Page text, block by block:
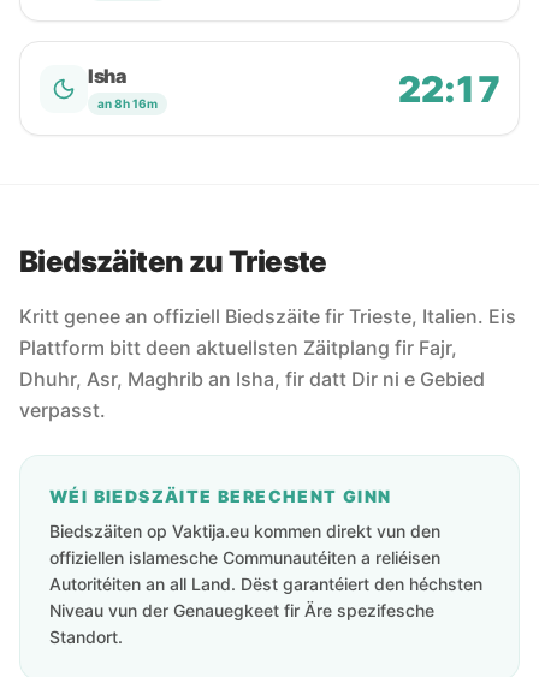
Isha
an 8h 16m 22:17
Biedszäiten zu Trieste
Kritt genee an offiziell Biedszäite fir Trieste, Italien. Eis
Plattform bitt deen aktuellsten Zäitplang fir Fajr,
Dhuhr, Asr, Maghrib an Isha, fir datt Dir ni e Gebied
verpasst.
WÉI BIEDSZÄITE BERECHENT GINN
Biedszäiten op Vaktija.eu kommen direkt vun den
offiziellen islamesche Communautéiten a reliéisen
Autoritéiten an all Land. Dëst garantéiert den héchsten
Niveau vun der Genauegkeet fir Äre spezifesche
Standort.